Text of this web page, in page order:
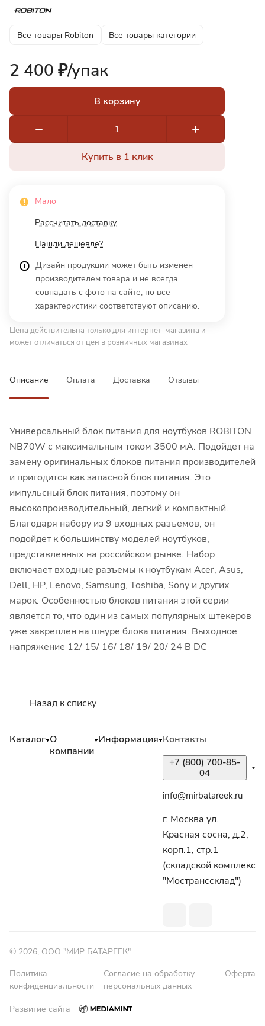
Все товары Robiton Все товары категории
2 400 ₽/упак
В корзину
Купить в 1 клик
Мало
Рассчитать доставку
Нашли дешевле?
Дизайн продукции может быть изменён
производителем товара и не всегда
совпадать с фото на сайте, но все
характеристики соответствуют описанию.
Цена действительна только для интернет-магазина и
может отличаться от цен в розничных магазинах
Описание Оплата Доставка Отзывы
Универсальный блок питания для ноутбуков ROBITON
NB70W с максимальным током 3500 мА. Подойдет на
замену оригинальных блоков питания производителей
и пригодится как запасной блок питания. Это
импульсный блок питания, поэтому он
высокопроизводительный, легкий и компактный.
Благодаря набору из 9 входных разъемов, он
подойдет к большинству моделей ноутбуков,
представленных на российском рынке. Набор
включает входные разъемы к ноутбукам Acer, Asus,
Dell, HP, Lenovo, Samsung, Toshiba, Sony и других
марок. Особенностью блоков питания этой серии
является то, что один из самых популярных штекеров
уже закреплен на шнуре блока питания. Выходное
напряжение 12/ 15/ 16/ 18/ 19/ 20/ 24 В DC
Назад к списку
Каталог О
компании
Информация Контакты
+7 (800) 700-85-
04
info@mirbatareek.ru
г. Москва ул.
Красная сосна, д.2,
корп.1, стр.1
(складской комплекс
"Мостранссклад")
© 2026, ООО "МИР БАТАРЕЕК"
Политика
конфиденциальности
Согласие на обработку
персональных данных
Оферта
Развитие сайта